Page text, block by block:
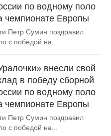
по водному поло
чемпионате Европы
Петр Сумин поздравил
с победой на...
внесли свой
в победу сборной
по водному поло
чемпионате Европы
Петр Сумин поздравил
с победой на...